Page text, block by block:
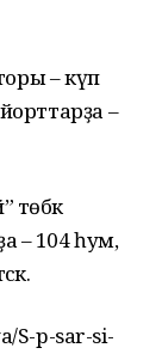
– күп
–
төбәк
– 104 һум,
S-p-sar-si-